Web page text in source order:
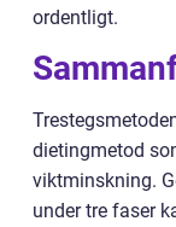
ordentligt.
dietingmetod
viktminskning.
under tre faser